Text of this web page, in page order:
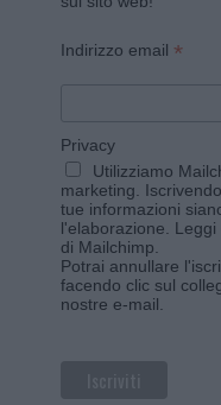
Indirizzo email *
Privacy
Utilizziamo
marketing.
tue informazioni
l'elaborazione. Leggi
di Mailchimp
Potrai annullare
facendo clic sul
nostre e-mail.